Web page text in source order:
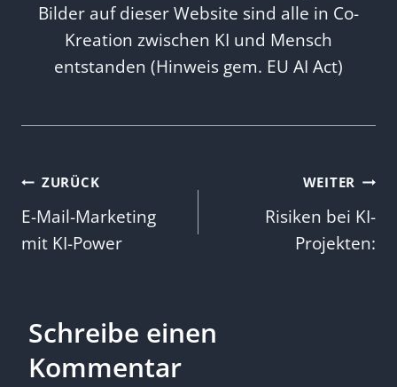
Bilder auf dieser Website sind alle in Co-
Kreation zwischen KI und Mensch
entstanden (Hinweis gem. EU AI Act)
Beitragsnavigation
ZURÜCK
E-Mail-Marketing
mit KI-Power
WEITER
Risiken bei KI-
Projekten:
Schreibe einen
Kommentar